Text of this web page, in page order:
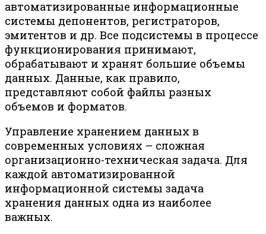
автоматизированные информационные
системы депонентов, регистраторов,
эмитентов и др. Все подсистемы в процессе
функционирования принимают,
обрабатывают и хранят большие объемы
данных. Данные, как правило,
представляют собой файлы разных
объемов и форматов.
Управление хранением данных в
современных условиях – сложная
организационно-техническая задача. Для
каждой автоматизированной
информационной системы задача
хранения данных одна из наиболее
важных.